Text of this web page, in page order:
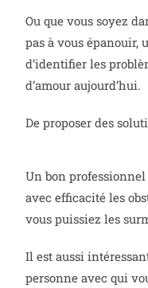
Ou que vous soyez
pas à vous épanouir,
d’identifier les
d’amour aujourd’hui.
De proposer des
Un bon
avec efficacité les
vous puissiez les
Il est aussi
personne avec qui